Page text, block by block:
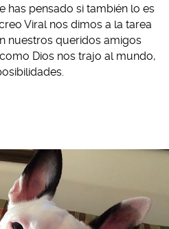
has pensado si también lo es
Viral nos dimos a la tarea
nuestros queridos amigos
Dios nos trajo al mundo,